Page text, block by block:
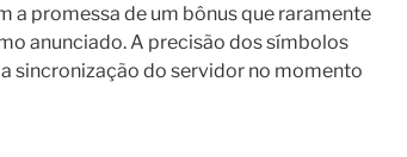
a promessa de um bônus que raramente
anunciado. A precisão dos símbolos
sincronização do servidor no momento